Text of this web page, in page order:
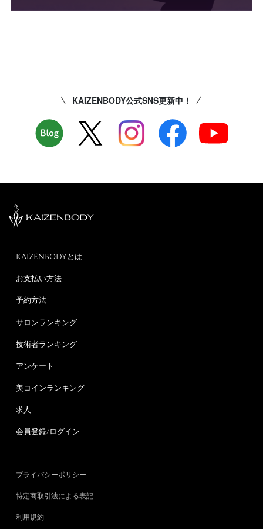
KAIZENBODY公式SNS更新中！
KAIZENBODYとは
お支払い方法
予約方法
サロンランキング
技術者ランキング
アンケート
美コインランキング
求人
会員登録/ログイン
プライバシーポリシー
特定商取引法による表記
利用規約